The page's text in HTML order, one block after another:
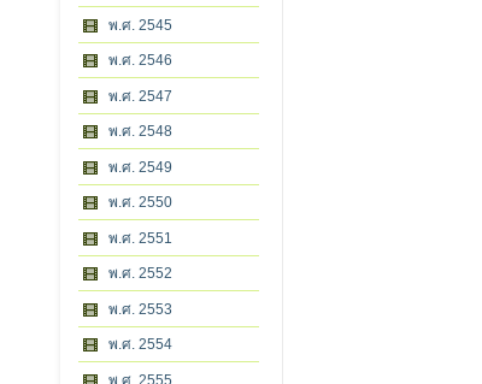
พ.ศ. 2545
พ.ศ. 2546
พ.ศ. 2547
พ.ศ. 2548
พ.ศ. 2549
พ.ศ. 2550
พ.ศ. 2551
พ.ศ. 2552
พ.ศ. 2553
พ.ศ. 2554
พ.ศ. 2555